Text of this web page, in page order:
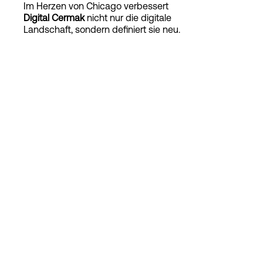
Im Herzen von Chicago verbessert
Digital Cermaknicht nur die digitale
Landschaft, sondern definiert sie neu.